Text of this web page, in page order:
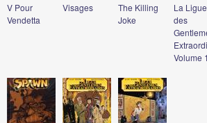
V Pour
Vendetta
Visages
The Killing
Joke
La Ligue
des
Volume 1